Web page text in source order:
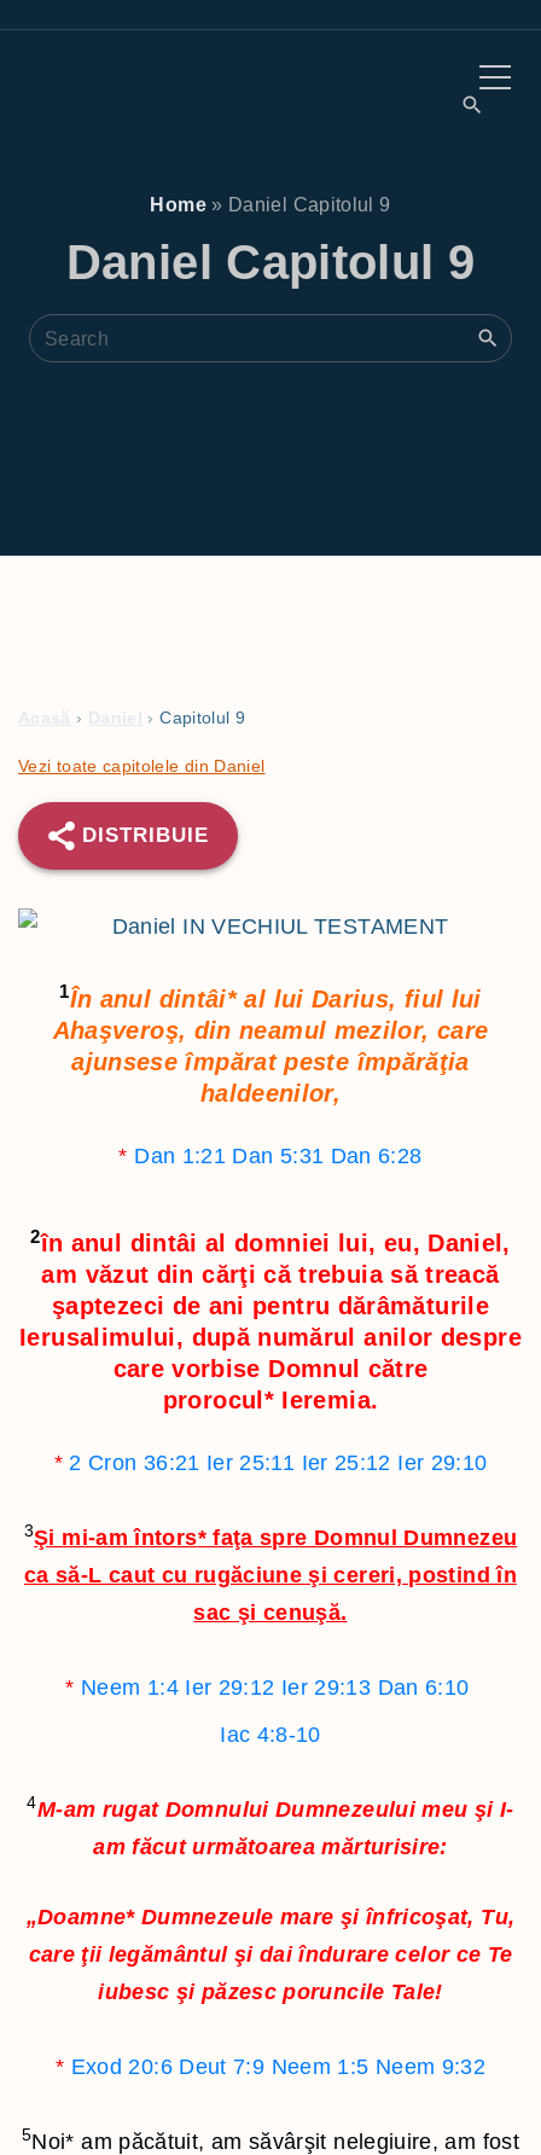
Home» Daniel Capitolul 9
Daniel Capitolul 9
Acasă › Daniel › Capitolul 9
Vezi toate capitolele din Daniel
DISTRIBUIE
1În anul dintâi*al lui Darius, fiul lui
Ahaşveroş, din neamul mezilor, care
ajunsese împărat peste împărăţia
haldeenilor,
* Dan 1:21 Dan 5:31 Dan 6:28
2în anul dintâi al domniei lui, eu, Daniel,
am văzut din cărţi că trebuia să treacă
şaptezeci de ani pentru dărâmăturile
Ierusalimului, după numărul anilor despre
care vorbise Domnul către
prorocul * Ieremia.
* 2 Cron 36:21 Ier 25:11 Ier 25:12 Ier 29:10
3Şi mi-am întors*faţa spre Domnul Dumnezeu
ca să-L caut cu rugăciune şi cereri, postind în
sac şi cenuşă.
* Neem 1:4 Ier 29:12 Ier 29:13 Dan 6:10
Iac 4:8-10
4M-am rugat Domnului Dumnezeului meu şi I-
am făcut următoarea mărturisire:
„Doamne*Dumnezeule mare şi înfricoşat, Tu,
care ţii legământul şi dai îndurare celor ce Te
iubesc şi păzesc poruncile Tale!
* Exod 20:6 Deut 7:9 Neem 1:5 Neem 9:32
5Noi* am păcătuit, am săvârşit nelegiuire, am fost